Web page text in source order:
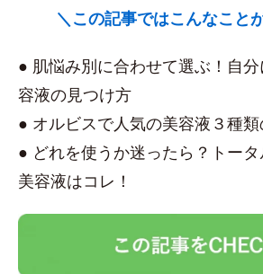
＼この記事ではこんなこと
● 肌悩み別に合わせて選ぶ！自
容液の見つけ方
● オルビスで人気の美容液３種
● どれを使うか迷ったら？トー
美容液はコレ！